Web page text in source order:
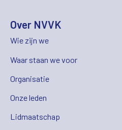
Over NVVK
Wie zijn we
Waar staan we voor
Organisatie
Onze leden
Lidmaatschap